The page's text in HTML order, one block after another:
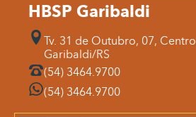
HBSP Garibaldi
Tv. 31 de Outubro, 07, Centro.
Garibaldi/RS
(54) 3464.9700
(54) 3464.9700